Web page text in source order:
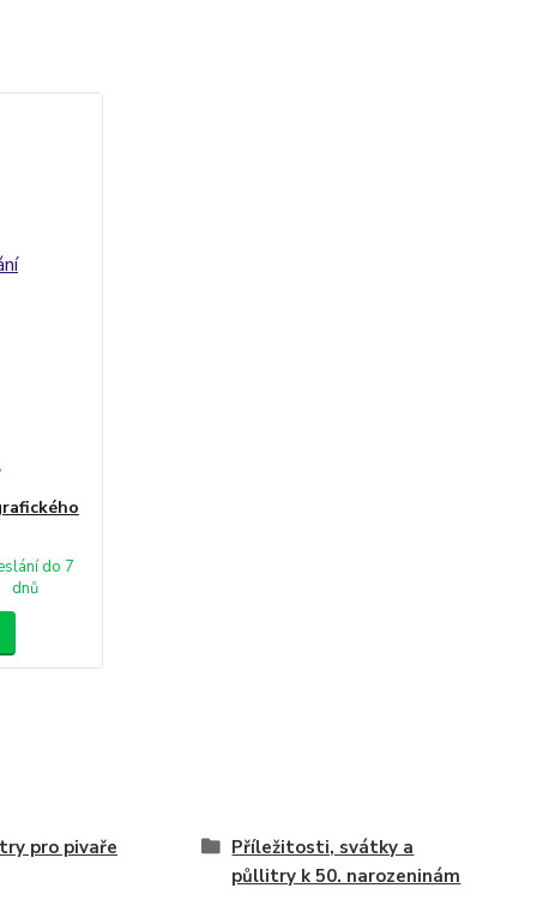
do 7
dnů
pro pivaře
Příležitosti, svátky a
půllitry k 50. narozeninám